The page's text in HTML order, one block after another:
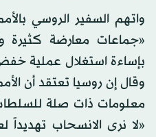
واتهم السفير الروسي
«جماعات معارضة كثيرة
بإساءة استغلال عملية
وقال إن روسيا تعتقد أن
معلومات ذات صلة للسلطات
«لا نرى الانسحاب تهديداً